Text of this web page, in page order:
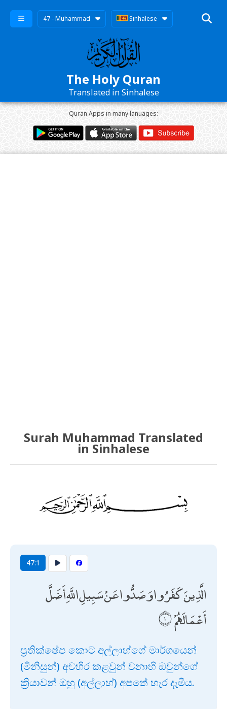
47 - Muhammad Sinhalese
The Holy Quran
Translated in Sinhalese
Quran Apps in many lanuages:
Surah Muhammad Translated
in Sinhalese
47:1
الَّذِينَ كَفَرُوا وَصَدُّوا عَنْ سَبِيلِ اللَّهِ أَضَلَّ
أَعْمَالَهُمْ
ප්‍රතික්ෂේප කොට අල්ලාහ්ගේ මාර්ගයෙන්
(මිනිසුන්) අවහිර කළවුන් වනාහි ඔවුන්ගේ
ක්‍රියාවන් ඔහු (අල්ලාහ්) අපතේ හැර දැමීය.